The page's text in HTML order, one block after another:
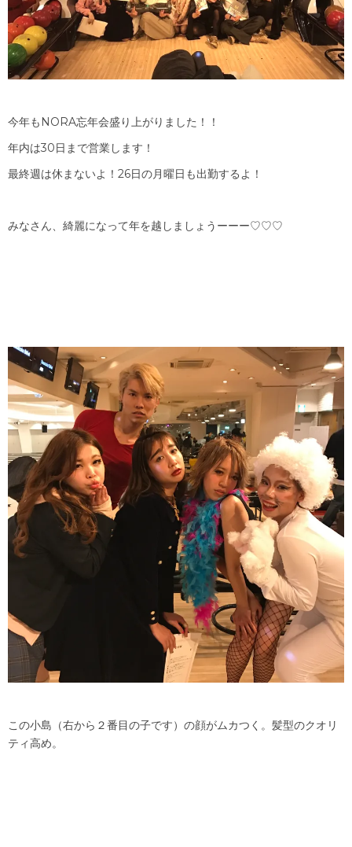
今年もNORA忘年会盛り上がりました！！
年内は30日まで営業します！
最終週は休まないよ！26日の月曜日も出勤するよ！
みなさん、綺麗になって年を越しましょうーーー♡♡♡
この小島（右から２番目の子です）の顔がムカつく。髪型のクオリ
ティ高め。